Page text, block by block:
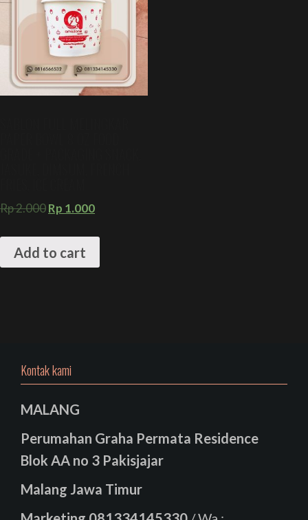
Rp2.000Rp 1.000
Add to cart
Kontak kami
MALANG
Perumahan Graha Permata Residence
Blok AA no 3 Pakisjajar
Malang Jawa Timur